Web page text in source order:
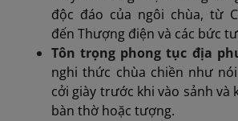
độc đáo của ngôi chùa, từ
đến Thượng điện và các bức
Tôn trọng phong tục địa
nghi thức chùa chiền như
cởi giày trước khi vào sảnh và
bàn thờ hoặc tượng.